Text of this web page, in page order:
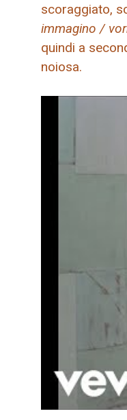
scoraggiato,
immagino /
quindi a
noiosa.